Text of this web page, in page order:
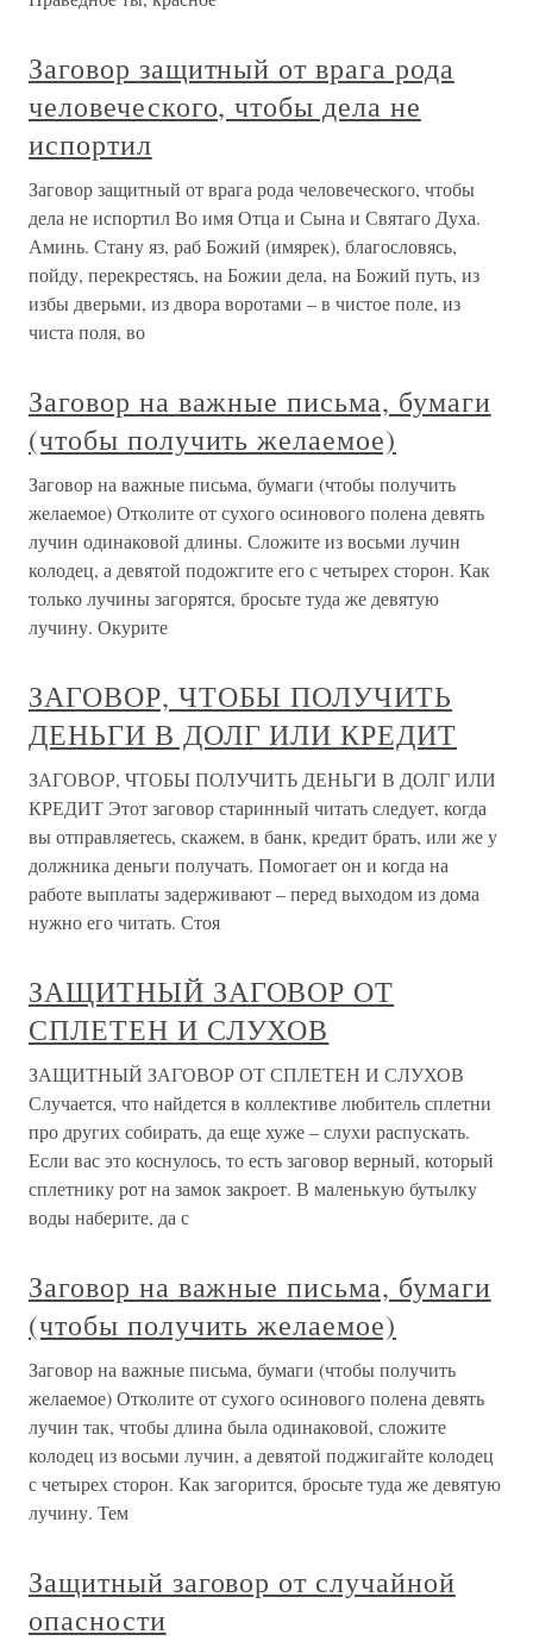
Заговор защитный от врага рода
человеческого, чтобы дела не
испортил
Заговор защитный от врага рода человеческого, чтобы
дела не испортил Во имя Отца и Сына и Святаго Духа.
Аминь. Стану яз, раб Божий (имярек), благословясь,
пойду, перекрестясь, на Божии дела, на Божий путь, из
избы дверьми, из двора воротами – в чистое поле, из
чиста поля, во
Заговор на важные письма, бумаги
(чтобы получить желаемое)
Заговор на важные письма, бумаги (чтобы получить
желаемое) Отколите от сухого осинового полена девять
лучин одинаковой длины. Сложите из восьми лучин
колодец, а девятой подожгите его с четырех сторон. Как
только лучины загорятся, бросьте туда же девятую
лучину. Окурите
ЗАГОВОР, ЧТОБЫ ПОЛУЧИТЬ
ДЕНЬГИ В ДОЛГ ИЛИ КРЕДИТ
ЗАГОВОР, ЧТОБЫ ПОЛУЧИТЬ ДЕНЬГИ В ДОЛГ ИЛИ
КРЕДИТ Этот заговор старинный читать следует, когда
вы отправляетесь, скажем, в банк, кредит брать, или же у
должника деньги получать. Помогает он и когда на
работе выплаты задерживают – перед выходом из дома
нужно его читать. Стоя
ЗАЩИТНЫЙ ЗАГОВОР ОТ
СПЛЕТЕН И СЛУХОВ
ЗАЩИТНЫЙ ЗАГОВОР ОТ СПЛЕТЕН И СЛУХОВ
Случается, что найдется в коллективе любитель сплетни
про других собирать, да еще хуже – слухи распускать.
Если вас это коснулось, то есть заговор верный, который
сплетнику рот на замок закроет. В маленькую бутылку
воды наберите, да с
Заговор на важные письма, бумаги
(чтобы получить желаемое)
Заговор на важные письма, бумаги (чтобы получить
желаемое) Отколите от сухого осинового полена девять
лучин так, чтобы длина была одинаковой, сложите
колодец из восьми лучин, а девятой поджигайте колодец
с четырех сторон. Как загорится, бросьте туда же девятую
лучину. Тем
Защитный заговор от случайной
опасности